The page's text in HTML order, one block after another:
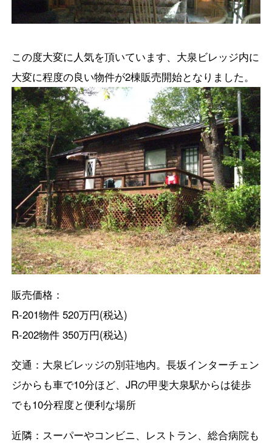
この度大変に人気を頂いています、大泉ビレッジ内に
大変に程度の良い物件が2棟販売開始となりました。
販売価格：
R-201物件 520万円(税込)
R-202物件 350万円(税込)
交通：大泉ビレッジの別荘地内。長坂インターチェン
ジからも車で10分ほど、JRの甲斐大泉駅からは徒歩
でも10分程度と便利な場所
近隣：スーパーやコンビニ、レストラン、総合病院も